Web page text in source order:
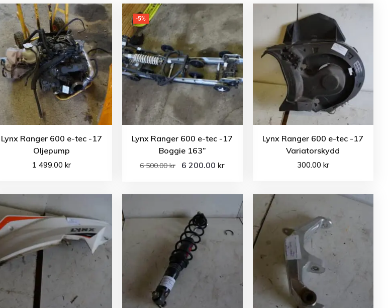
Lynx Ranger 600 e-tec -17
Oljepump
1 499.00 kr
-5%
Lynx Ranger 600 e-tec -17
Boggie 163”
6 500.00kr 6 200.00 kr
Lynx Ranger 600 e-tec -17
Variatorskydd
300.00 kr